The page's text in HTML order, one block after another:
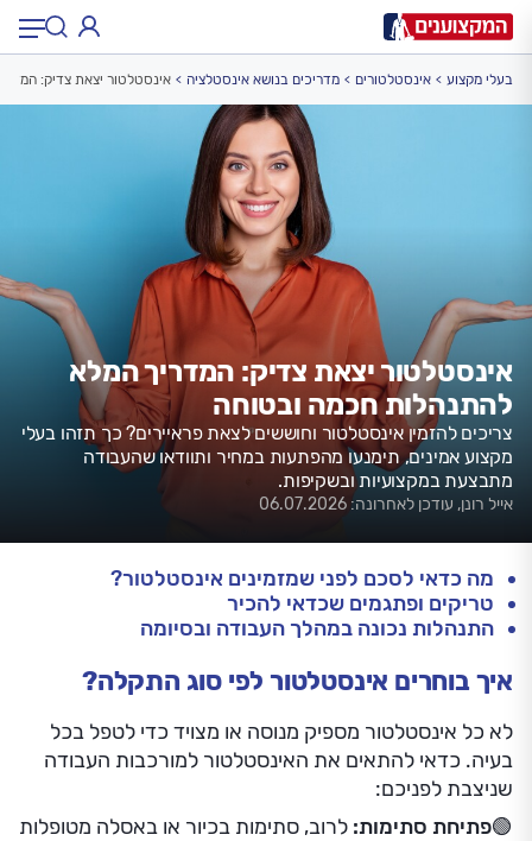
תחום
תחום:
אינסטלטור יצאת צדיק: המדריך המלא
להתנהלות חכמה ובטוחה
צריכים להזמין אינסטלטור וחוששים לצאת פראיירים? כך תזהו בעלי
מקצוע אמינים, תימנעו מהפתעות במחיר ותוודאו שהעבודה
מתבצעת במקצועיות ובשקיפות.
אייל רונן, עודכן לאחרונה: 06.07.2026
בעלי מקצוע אינסטלטורים מדריכים בנושא אינסטלציה אינסטלטור יצאת צדיק:
מה כדאי לסכם לפני שמזמינים אינסטלטור?
טריקים ופתגמים שכדאי להכיר
התנהלות נכונה במהלך העבודה ובסיומה
איך בוחרים אינסטלטור לפי סוג התקלה?
לא כל אינסטלטור מספיק מנוסה או מצויד כדי לטפל בכל
בעיה. כדאי להתאים את האינסטלטור למורכבות העבודה
שניצבת לפניכם:
🟢פתיחת סתימות: לרוב, סתימות בכיור או באסלה מטופלות